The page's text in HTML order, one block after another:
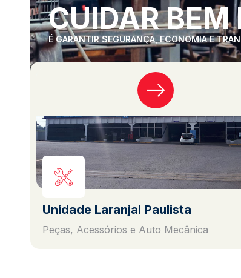
CUIDAR BEM
É GARANTIR SEGURANÇA, ECONOMIA E
Unidade Laranjal Paulista
Peças, Acessórios e Auto Mecânica